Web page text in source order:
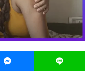
Messenger